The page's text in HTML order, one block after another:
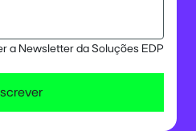
a Newsletter da Soluções EDP